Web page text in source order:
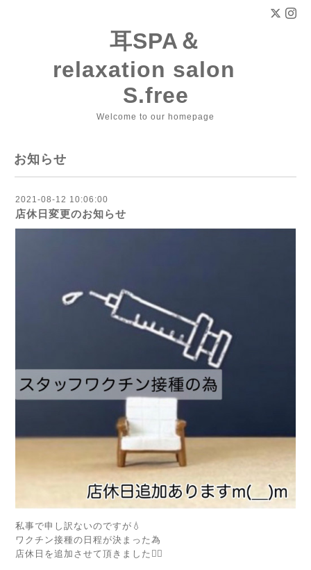
耳SPA＆
relaxation salon
S.free
Welcome to our homepage
お知らせ
2021-08-12 10:06:00
店休日変更のお知らせ
私事で申し訳ないのですが💧
ワクチン接種の日程が決まった為
店休日を追加させて頂きました🙇‍♀️